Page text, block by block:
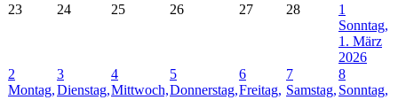
23
24 25 26 27 28
1
Sonntag,
1. März
2026
2
Montag,
3
Dienstag,
4
Mittwoch,
5
Donnerstag,
6
Freitag,
7
Samstag,
8
Sonntag,